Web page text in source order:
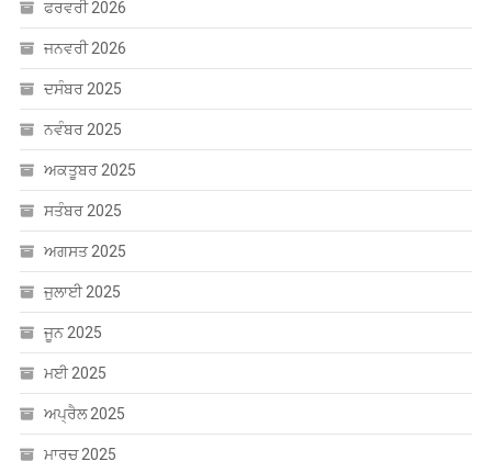
ਫਰਵਰੀ 2026
ਜਨਵਰੀ 2026
ਦਸੰਬਰ 2025
ਨਵੰਬਰ 2025
ਅਕਤੂਬਰ 2025
ਸਤੰਬਰ 2025
ਅਗਸਤ 2025
ਜੁਲਾਈ 2025
ਜੂਨ 2025
ਮਈ 2025
ਅਪ੍ਰੈਲ 2025
ਮਾਰਚ 2025